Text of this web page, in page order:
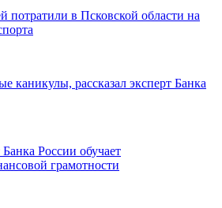
потратили в Псковской области на
каникулы, рассказал эксперт Банка
России обучает
грамотности